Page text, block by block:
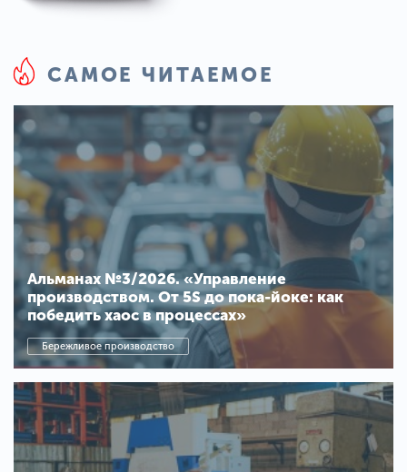
САМОЕ ЧИТАЕМОЕ
Альманах №3/2026. «Управление
производством. От 5S до пока-йоке: как
победить хаос в процессах»
Бережливое производство